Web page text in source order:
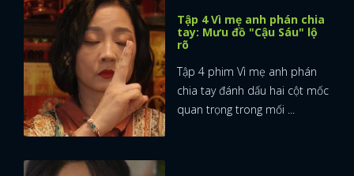
Tập 4 Vì mẹ anh phán chia
tay: Mưu đồ "Cậu Sáu" lộ
rõ
Tập 4 phim Vì mẹ anh phán
chia tay đánh dấu hai cột mốc
quan trọng trong mối ...